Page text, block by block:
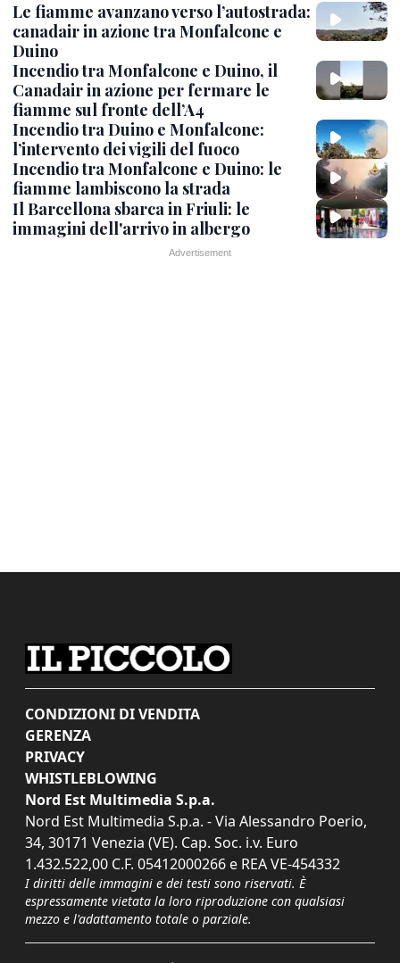
Le fiamme avanzano verso l’autostrada:
canadair in azione tra Monfalcone e
Duino
Incendio tra Monfalcone e Duino, il
Canadair in azione per fermare le
fiamme sul fronte dell’A4
Incendio tra Duino e Monfalcone:
l’intervento dei vigili del fuoco
Incendio tra Monfalcone e Duino: le
fiamme lambiscono la strada
Il Barcellona sbarca in Friuli: le
immagini dell'arrivo in albergo
CONDIZIONI DI VENDITA
GERENZA
PRIVACY
WHISTLEBLOWING
Nord Est Multimedia S.p.a.
Nord Est Multimedia S.p.a. - Via Alessandro Poerio,
34, 30171 Venezia (VE). Cap. Soc. i.v. Euro
1.432.522,00 C.F. 05412000266 e REA VE-454332
I diritti delle immagini e dei testi sono riservati. È
espressamente vietata la loro riproduzione con qualsiasi
mezzo e l'adattamento totale o parziale.